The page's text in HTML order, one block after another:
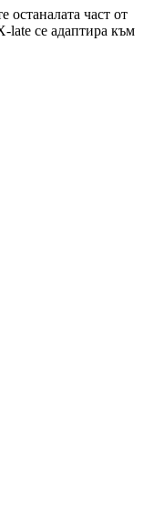
останалата част от
late се адаптира към